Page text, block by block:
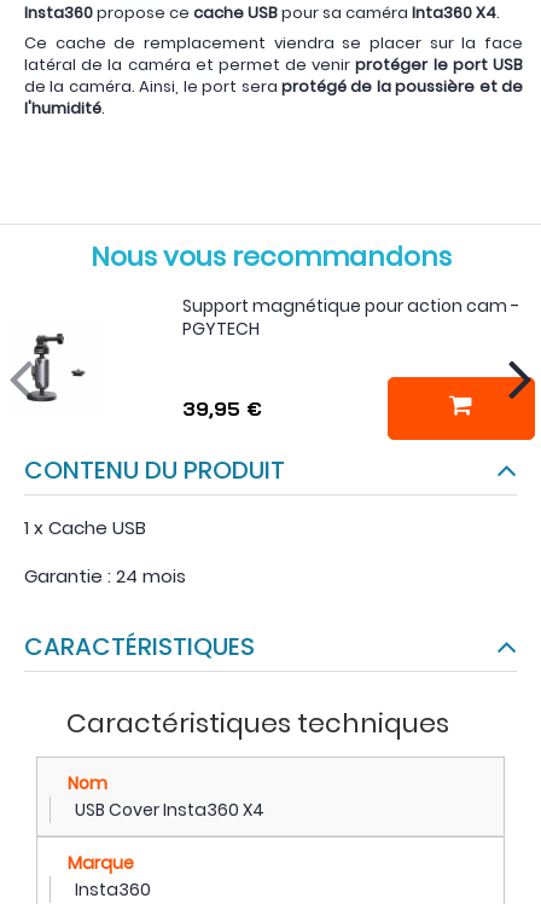
Insta360propose ce cache USBpour sa caméra Inta360 X4.
Ce cache de remplacement viendra se placer sur la face
latéral de la caméra et permet de venirprotéger le port USB
de la caméra. Ainsi, le port sera protégé de la poussière et de
l'humidité.
Nous vous recommandons
Support magnétique pour action cam -
PGYTECH
39,95 €
CONTENU DU PRODUIT
1 x Cache USB
Garantie : 24 mois
CARACTÉRISTIQUES
Caractéristiques techniques
Nom
USB Cover Insta360 X4
Marque
Insta360